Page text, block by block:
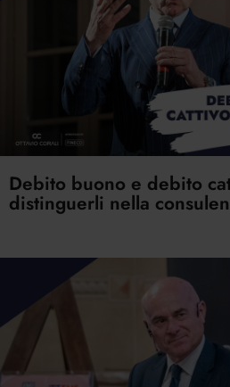
Debito buono e debito
distinguerli nella